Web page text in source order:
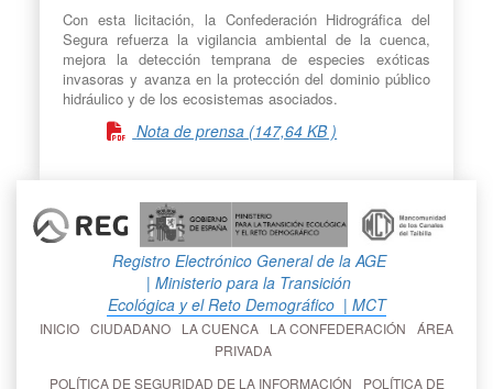
Con esta licitación, la Confederación Hidrográfica del
Segura refuerza la vigilancia ambiental de la cuenca,
mejora la detección temprana de especies exóticas
invasoras y avanza en la protección del dominio público
hidráulico y de los ecosistemas asociados.
Nota de prensa (147,64 KB )
Registro Electrónico General de la AGE
| Ministerio para la Transición
Ecológica y el Reto Demográfico | MCT
INICIO CIUDADANO LA CUENCA LA CONFEDERACIÓN
ÁREA
PRIVADA
POLÍTICA DE SEGURIDAD DE LA INFORMACIÓN
POLÍTICA DE